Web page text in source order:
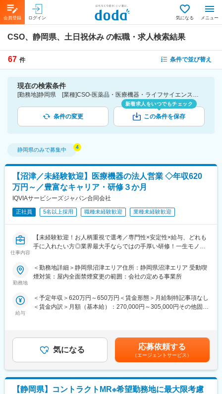
会員登録 ログイン 気になる メニュー
CSO、静岡県、土日祝休み の転職・求人検索結果
67 件 条件で並び替え
現在の検索条件
[勤務地]静岡県 [業種]CSO-医薬品・医療機器・ライフサイエンス・医療系サービス [詳細条件](休日・働き方)土日祝休み
条件の変更
新着求人をいつでもチェック
この条件を保存
静岡県のみで募集中
【沼津／未経験歓迎】医療機器の法人営業 ◇年収620
万円～／豊富なキャリア・研修３か月
IQVIAサービシーズジャパン合同会社
正社員 5名以上採用 職種未経験歓迎 業種未経験歓迎
仕事内容
【未経験歓迎！お人柄重視で選考／専門性×安定性×給与、どれも
手に入れたい方◎業界最大手ならではの手厚い研修！一生モノの
パス豊富】
る「CSO」という業界で世界最大手の企業です。今回はIQVIAの
正社員として、クライアントである医療機器メーカーの名刺を持
■具体的な業務内容：
IQVIAにご入社後、新人研修を経たのちに、平均して2～3年単位
で実施される医療機器営業のプロジェクトに配属させていただき
ます。
医療機器の営業担当者として、クライアントである医療機器メー
カーの名刺を携えて基幹病院などの医師や看護師など医療従事者
勤務地
＜勤務地詳細＞静岡県沼津エリア住所：静岡県沼津エリア 受動喫
煙対策：屋内全面禁煙変更の範囲：会社の定める事業所
給与
＜予定年収＞620万円～650万円＜賃金形態＞月給制特記事項なし
＜賃金内訳＞月額（基本給）：270,000円～305,000円その他固定
手当支給する。【補足】プロジェクト稼働手当(35,000円)、外勤
日当（1日1,500円／外勤3.5時間以上）■変動賞与制（6月・12
月・3月）※平均実績6ヶ月分■インセンティブ：3月（対象者）賃
金はあくまでも目安の金額であり、選考を通じて上下する可能性
があります。月給(月額)は固定手当を含めた表記です。
気になる 応募依頼する
（エージェントサービス）
【静岡県】コントラクトMR※希望勤務地に最大限考慮